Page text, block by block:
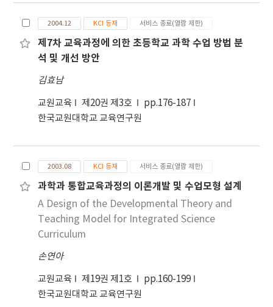
치는 내용에 대한 깊이 있는 이해가 효과적인 교수의
필요조건이긴 하지만 충분조건일 수는 없다는 점을
이 연구에서는 강조하였다. Roth 등(1999)의 연구에
학생들은 모두 가장 낮은 인지 수준으로 수업이 진행
되도록 잠재적으로 노력한다고 하였다. 가르칠 개념
을 표현하는데 필요한 지식은 학생들의 이해에 도움
사고의 산물로 교사 경험의 중요성이 강조되는 부분
이기도 하다. 박성혜(2003)는 교사 경력이 많을수록
교수법 지식, 표현 지식, 내용 지식 등이 높다고 하였
다. 그러나 경험의 축적만이 이러한 지식의 발달을 보
장하지는 않는다. 4년간의 장기 연구에서 Shulman
교사만이 효과적인 방식으로 교과 내용을 표현할 수
있는 지식의 기초를 개발하였음을 밝히고, 오직 동기
를 가지고 반성적인 사고를 하는 교사들만이 교육 경
자신의 것으로 만들어 활용하는 데에도 많은 준비가
필요하다. 하지만 전(全) 과목을 가르쳐야 할 뿐 아니
는 초등교사들에게는 교재 연구나 수업 준비에 절대
적으로 시간이 부족하다는 말은 결코 과장이나 변명
이 아니다. 수많은 연구에서 수많은 교수-학습 방법과
이어지기 어려운 가장 큰 이유가 바로 이것이다. 활용
이 쉽도록 잘 개발된 자료나 간편한 교수-학습 방법이
으로 개발된 이론과 방법들보다는 책자나 파일로 제
공되는 유형(有形)의 자료를 활용하는 교수-학습 방
‘매년’ 각 시도 교육청과 교육과학연구원을 비롯
한 기관 및 단체에서 학교에 보급하는 자료가 50여종
이 넘는다. 게다가 각종 교사 자료전의 출품 또는 입상
작, 소프트웨어 공모전의 응모 또는 입상작을 포함하
용, 학생용 학습 사이트까지 본다고 하면, 우리는 실
제로 자료의 바다 속에 있다고 해도 과언이 아니다. 과
2004.12 KCI 등재 서비스 종료(열람 제한)
제7차 교육과정에 의한 초등학교 과학 수업 방법 분
석 및 개선 방안
김효남
교원교육 제20권 제3호
pp.176-187
한국교원대학교 교육연구원
2003.08 KCI 등재 서비스 종료(열람 제한)
과학과 통합교육과정의 이론개발 및 수업모형 설계
A Design of the Developmental Theory and
Teaching Model for Integrated Science
Curriculum
손연아
교원교육 제19권 제1호
pp.160-199
한국교원대학교 교육연구원